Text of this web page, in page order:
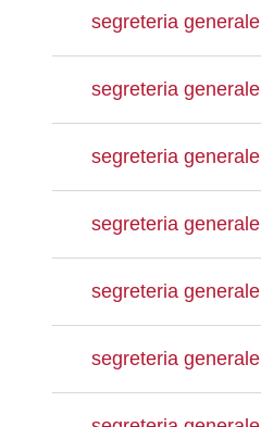
segreteria generale
segreteria generale
segreteria generale
segreteria generale
segreteria generale
segreteria generale